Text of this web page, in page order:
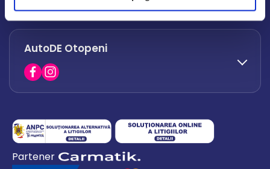
office.afumati@autode.ro
0730 063 852
0730 063 851
AutoDE Otopeni
0754 649 360
office.premium@autode.ro
Partener